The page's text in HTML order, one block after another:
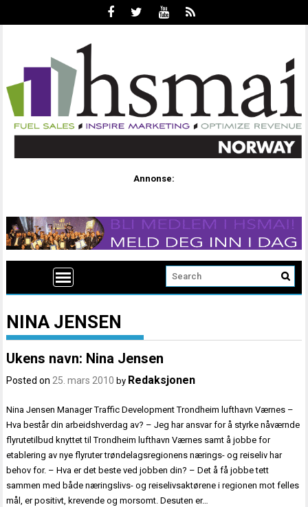
Annonse:
NINA JENSEN
Ukens navn: Nina Jensen
Posted on25. mars 2010 by Redaksjonen
Nina Jensen Manager Traffic Development Trondheim lufthavn Værnes –
Hva består din arbeidshverdag av? – Jeg har ansvar for å styrke nåværnde
flyrutetilbud knyttet til Trondheim lufthavn Værnes samt å jobbe for
etablering av nye flyruter trøndelagsregionens nærings- og reiseliv har
behov for. – Hva er det beste ved jobben din? – Det å få jobbe tett
sammen med både næringslivs- og reiselivsaktørene i regionen mot felles
mål, er positivt, krevende og morsomt. Desuten er…